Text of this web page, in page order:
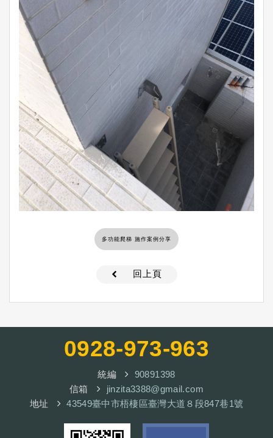
多功能爬梯 施作案例分享
回上頁
0928-973-963
統編
90891398
信箱
jinzita3388@gmail.com
地址
43549臺中市梧棲區臺灣大道８段847巷1號